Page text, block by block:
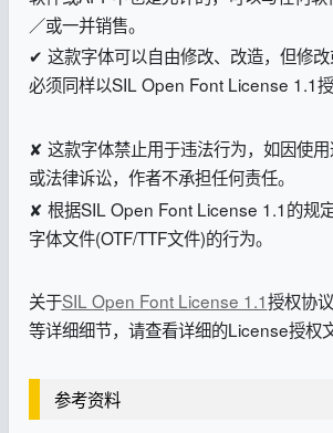
／或一并销售。
✔ 这款字体可以自由修改、改造，但修
必须同样以SIL Open Font License 1.1授
✘ 这款字体禁止用于违法行为，如因使
或法律诉讼，作者不承担任何责任。
✘ 根据SIL Open Font License 1.1的规
字体文件(OTF/TTF文件)的行为。
关于SIL Open Font License 1.1授权协
等详细细节，请查看详细的License授权
参考资料